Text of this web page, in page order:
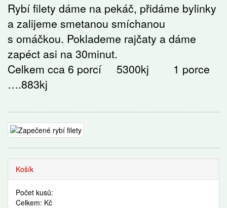
Rybí filety dáme na pekáč, přidáme bylinky
a zalijeme smetanou smíchanou
s omáčkou. Poklademe rajčaty a dáme
zapéct asi na 30minut.
Celkem cca 6 porcí 5300kj 1 porce
….883kj
Košík
Počet kusů:
Celkem: Kč